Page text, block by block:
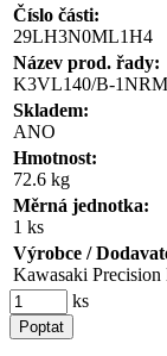
Číslo části:
29LH3N0ML1H4
Název prod. řady:
K3VL140/B-
Skladem:
ANO
Hmotnost:
72.6 kg
Měrná jednotka:
1 ks
Výrobce /
Kawasaki
ks
Poptat